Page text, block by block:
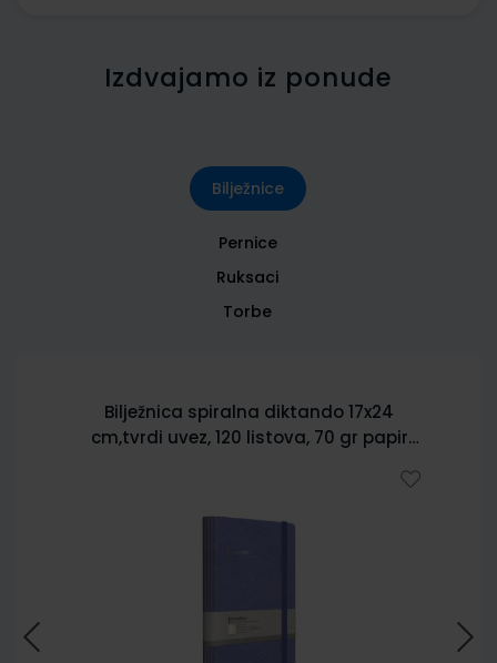
Izdvajamo iz ponude
Bilježnice
Pernice
Ruksaci
Torbe
Bilježnica spiralna diktando 17x24
cm,tvrdi uvez, 120 listova, 70 gr papir